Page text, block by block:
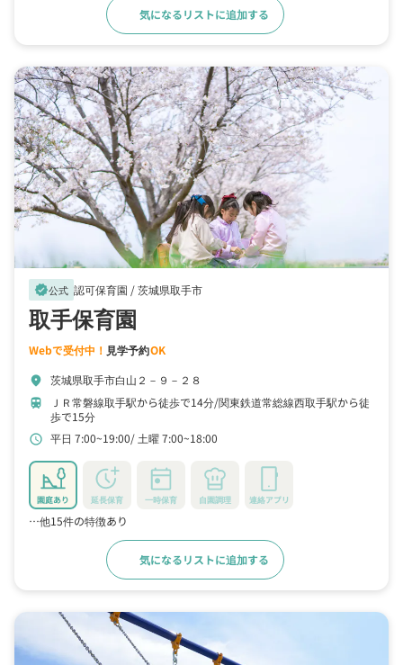
気になるリストに追加する
verified公式 認可保育園 /茨城県取手市
取手保育園
Webで受付中！ 見学予約OK
location_on 茨城県取手市白山２－９－２８
train ＪＲ常磐線取手駅から徒歩で14分 関東鉄道常総線西取手駅から徒
歩で15分
schedule 平日 7:00~19:00 土曜 7:00~18:00
園庭あり 延長保育 一時保育 自園調理 連絡アプリ
…他15件の特徴あり
気になるリストに追加する